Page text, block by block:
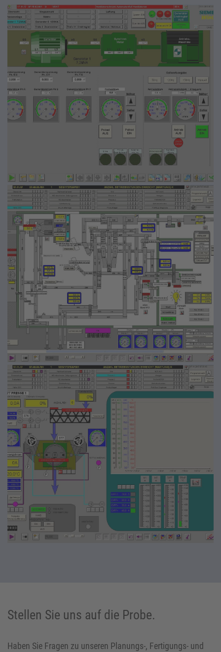
Stellen Sie uns auf die Probe.
Haben Sie Fragen zu unseren Planungs-, Fertigungs- und